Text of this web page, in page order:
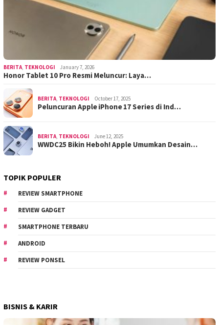
BERITA TEKNOLOGI January 7, 2026
Honor Tablet 10 Pro Resmi Meluncur: Laya…
BERITA TEKNOLOGI October 17, 2025
Peluncuran Apple iPhone 17 Series di Ind…
BERITA TEKNOLOGI June 12, 2025
WWDC25 Bikin Heboh! Apple Umumkan Desain…
TOPIK POPULER
REVIEW SMARTPHONE
REVIEW GADGET
SMARTPHONE TERBARU
ANDROID
REVIEW PONSEL
BISNIS & KARIR